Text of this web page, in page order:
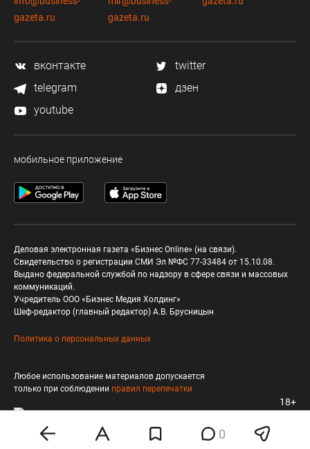
0
gazeta.ru
gazeta.ru
вконтакте
twitter
telegram
дзен
youtube
мобильное приложение
Деловая электронная газета «Бизнес Online» (на связи).
Свидетельство о регистрации СМИ Эл №ФС 77-33484 от 15.10.08.
Выдано федеральной службой по надзору в сфере связи и массовых
коммуникаций.
Учредитель ООО «Бизнес Медия Холдинг»
Шеф-редактор (главный редактор) А.В. Брусницын
Политика о персональных данных
Любое использование материалов допускается
только при соблюдении правил перепечатки
18+